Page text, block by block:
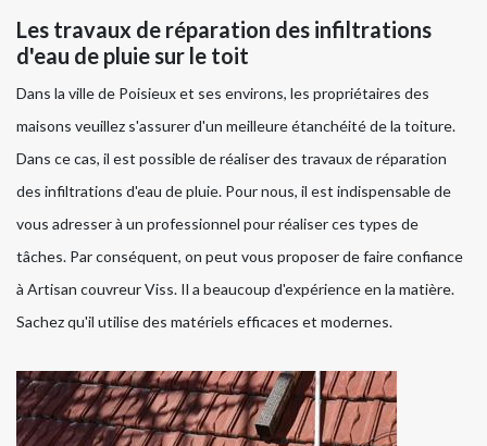
Les travaux de réparation des infiltrations
d'eau de pluie sur le toit
Dans la ville de Poisieux et ses environs, les propriétaires des
maisons veuillez s'assurer d'un meilleure étanchéité de la toiture.
Dans ce cas, il est possible de réaliser des travaux de réparation
des infiltrations d'eau de pluie. Pour nous, il est indispensable de
vous adresser à un professionnel pour réaliser ces types de
tâches. Par conséquent, on peut vous proposer de faire confiance
à Artisan couvreur Viss. Il a beaucoup d'expérience en la matière.
Sachez qu'il utilise des matériels efficaces et modernes.